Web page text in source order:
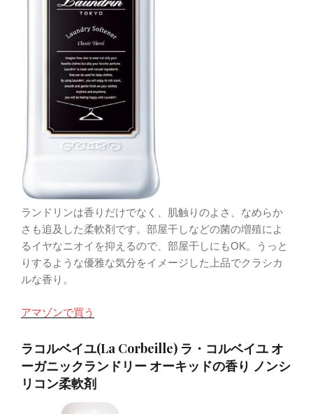
ランドリンは香りだけでなく、肌触りのよさ、なめらか
さも追及した柔軟剤です。部屋干しなどの菌の増殖によ
るイヤなニオイを抑えるので、部屋干しにもOK。うっと
りするような優雅な気分をイメージした上品でクラシカ
ルな香り。
アマゾンで買う
ラコルベイユ(La Corbeille) ラ・コルベイユ オ
ーガニックランドリー オーキッドの香り ノンシ
リコン柔軟剤